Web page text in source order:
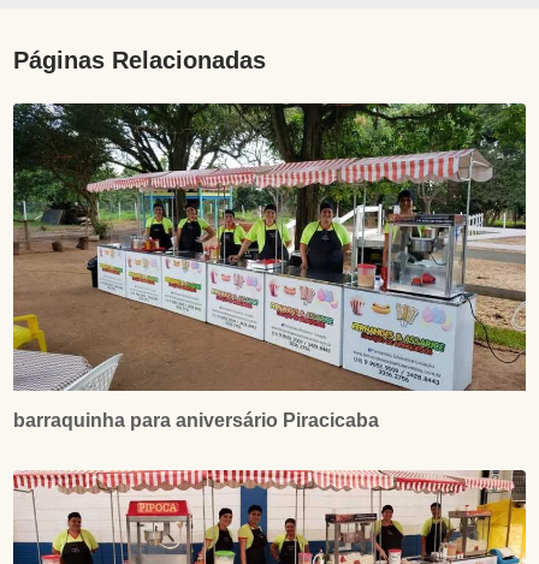
Páginas Relacionadas
barraquinha para aniversário Piracicaba